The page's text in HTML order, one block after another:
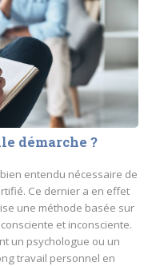
démarche ?
entendu nécessaire de
Ce dernier a en effet
une méthode basée sur
et inconsciente.
un psychologue ou un
travail personnel en